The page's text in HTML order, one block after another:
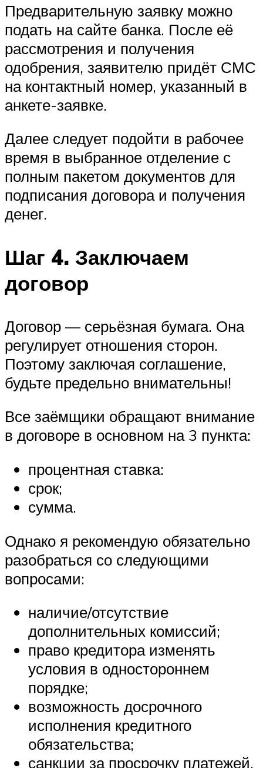
Предварительную заявку можно
подать на сайте банка. После её
рассмотрения и получения
одобрения, заявителю придёт СМС
на контактный номер, указанный в
анкете-заявке.
Далее следует подойти в рабочее
время в выбранное отделение с
полным пакетом документов для
подписания договора и получения
денег.
Шаг 4. Заключаем
договор
Договор — серьёзная бумага. Она
регулирует отношения сторон.
Поэтому заключая соглашение,
будьте предельно внимательны!
Все заёмщики обращают внимание
в договоре в основном на 3 пункта:
процентная ставка:
срок;
сумма.
Однако я рекомендую обязательно
разобраться со следующими
вопросами:
наличие/отсутствие
дополнительных комиссий;
право кредитора изменять
условия в одностороннем
порядке;
возможность досрочного
исполнения кредитного
обязательства;
санкции за просрочку платежей.